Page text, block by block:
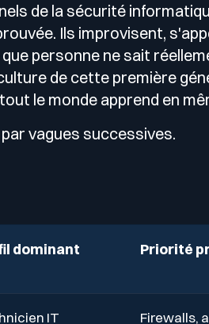
de la sécurité
Ils improvisent,
personne ne sait
de cette première
le monde apprend en
vagues successives.
dominant Priorité
IT
Firewalls,